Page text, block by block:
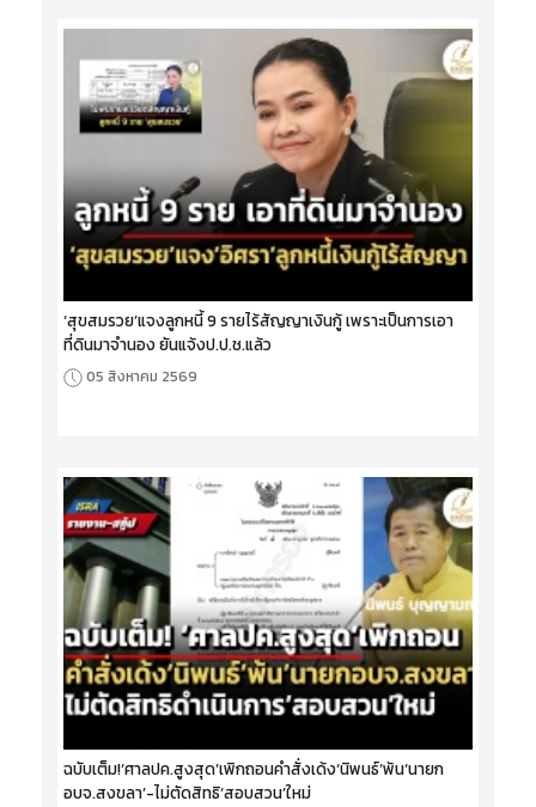
‘สุขสมรวย’แจงลูกหนี้ 9 รายไร้สัญญาเงินกู้ เพราะเป็นการเอา
ที่ดินมาจำนอง ยันแจ้งป.ป.ช.แล้ว
05 สิงหาคม 2569
ฉบับเต็ม!‘ศาลปค.สูงสุด’เพิกถอนคำสั่งเด้ง‘นิพนธ์’พ้น‘นายก
อบจ.สงขลา’-ไม่ตัดสิทธิ‘สอบสวน’ใหม่